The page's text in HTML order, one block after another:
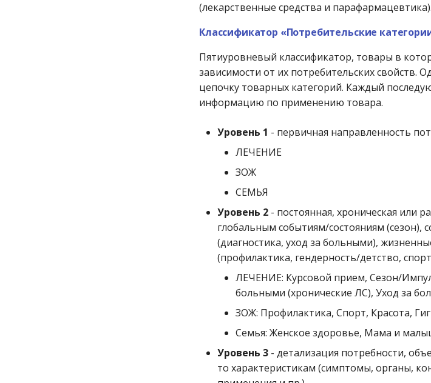
(лекарственные средства и парафармацевтика).
Классификатор «Потребительские
Пятиуровневый классификатор, товары в
зависимости от их потребительских свойств.
цепочку товарных категорий. Каждый
информацию по применению товара.
Уровень 1 - первичная направленность
ЛЕЧЕНИЕ
ЗОЖ
СЕМЬЯ
Уровень 2 - постоянная, хроническая или
глобальным событиям/состояниям (сезон),
(диагностика, уход за больными),
(профилактика, гендерность/детство,
ЛЕЧЕНИЕ: Курсовой прием, Сезон/
больными (хронические ЛС), Уход за
ЗОЖ: Профилактика, Спорт, Красота,
Семья: Женское здоровье, Мама и
Уровень 3 - детализация потребности,
то характеристикам (симптомы, органы,